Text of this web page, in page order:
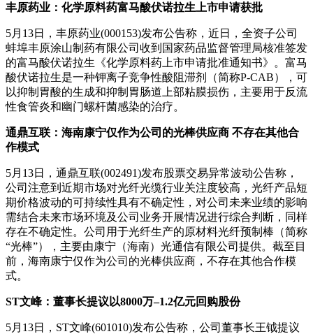
丰原药业：化学原料药富马酸伏诺拉生上市申请获批
5月13日，丰原药业(000153)发布公告称，近日，全资子公司
蚌埠丰原涂山制药有限公司收到国家药品监督管理局核准签发
的富马酸伏诺拉生《化学原料药上市申请批准通知书》。富马
酸伏诺拉生是一种钾离子竞争性酸阻滞剂（简称P-CAB），可
以抑制胃酸的生成和抑制胃肠道上部粘膜损伤，主要用于反流
性食管炎和幽门螺杆菌感染的治疗。
通鼎互联：海南康宁仅作为公司的光棒供应商 不存在其他合
作模式
5月13日，通鼎互联(002491)发布股票交易异常波动公告称，
公司注意到近期市场对光纤光缆行业关注度较高，光纤产品短
期价格波动的可持续性具有不确定性，对公司未来业绩的影响
需结合未来市场环境及公司业务开展情况进行综合判断，同样
存在不确定性。公司用于光纤生产的原材料光纤预制棒（简称
“光棒”），主要由康宁（海南）光通信有限公司提供。截至目
前，海南康宁仅作为公司的光棒供应商，不存在其他合作模
式。
ST文峰：董事长提议以8000万–1.2亿元回购股份
5月13日，ST文峰(601010)发布公告称，公司董事长王钺提议